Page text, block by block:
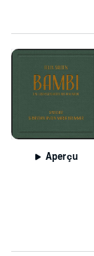
Aperçu